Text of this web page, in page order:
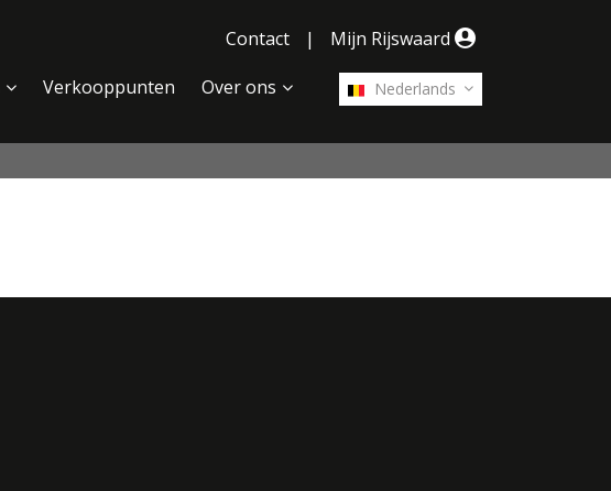
Contact
| Mijn Rijswaard
Nederlands
Verkooppunten Over ons